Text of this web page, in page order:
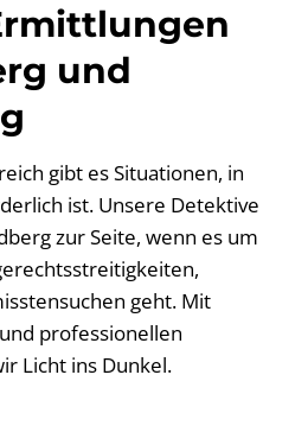
und
gibt es Situationen, in
ist. Unsere Detektive
zur Seite, wenn es um
geht. Mit
professionellen
Licht ins Dunkel.